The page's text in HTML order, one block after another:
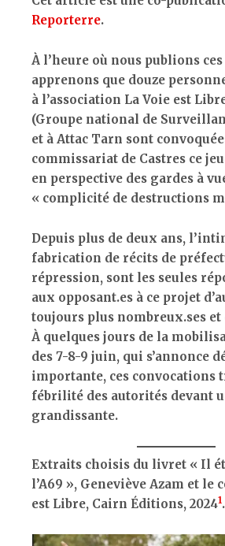
Reporterre.
À l’heure où nous publions
apprenons que douze
à l’association La Voie est
(Groupe national de
et à Attac Tarn sont
commissariat de Castres ce
en perspective des gardes à
« complicité de destructions
Depuis plus de deux ans,
fabrication de récits de
répression, sont les seules
aux opposant.es à ce projet
toujours plus nombreux.ses et
À quelques jours de la
des 7-8-9 juin, qui s’annonce
importante, ces convocations
fébrilité des autorités devant
grandissante.
Extraits choisis du livret « Il
l’A69 », Geneviève Azam et le
est Libre, Cairn Éditions, 20241.